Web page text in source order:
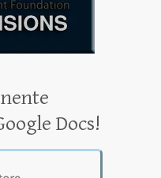
Docs!